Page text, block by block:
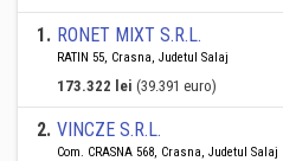
1. RONET MIXT S.R.L.
RATIN 55, Crasna, Judetul Salaj
173.322 lei (39.391 euro)
2. VINCZE S.R.L.
Com. CRASNA 568, Crasna, Judetul Salaj